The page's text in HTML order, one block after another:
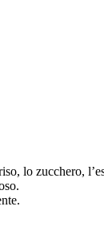
lo zucchero,